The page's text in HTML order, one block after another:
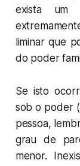
exista um
liminar que
do poder
Se isto
sob o poder
pessoa,
grau de
menor.